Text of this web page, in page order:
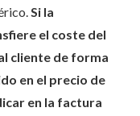
Si la
el coste del
cliente de forma
en el precio de
en la factura